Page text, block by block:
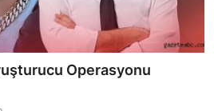
Operasyonu